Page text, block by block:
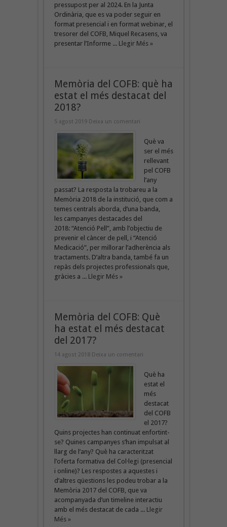
pressupost per al 2024. En la Junta
Ordinària, que es va poder seguir en
format presencial i en format webinar, el
tresorer del COFB, Miquel Recasens, va
presentar l’Informe ... Llegir Més »
Memòria del COFB: què ha
estat el més destacat del
2018?
5 agost 2019 Deixa un comentari
Què va
ser el més
rellevant
pel COFB
l’any
passat? La resposta la trobareu a la
Memòria 2018 de la institució, que com a
temes centrals aborda, d’una banda,
les campanyes destacades del
2018: “Atenció Pell”, amb l’objectiu de
prevenir el càncer de pell, i “Atenció
Medicació”, per millorar l’adherència als
tractaments. D’altra banda, també fa un
repàs dels projectes professionals que,
gràcies a ... Llegir Més »
Memòria del COFB: Què
ha estat el més destacat
del 2017?
14 agost 2018 Deixa un comentari
Què ha
estat el
més
destacat
del COFB
el 2017?
Quins projectes han continuat enfortint-
se? Quines campanyes s’han impulsat al
llarg de l’any? Què ha caracteritzat
l’oferta formativa del Col·legi (presencial
i online)? Les respostes a aquestes i
d’altres qüestions les podeu trobar a la
Memòria 2017 del COFB, que va
acompanyada d’un timeline interactiu
amb el més destacat de cada ... Llegir
Més »